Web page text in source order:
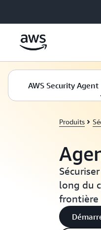
AWS Security Agent
Produits
long du
frontière